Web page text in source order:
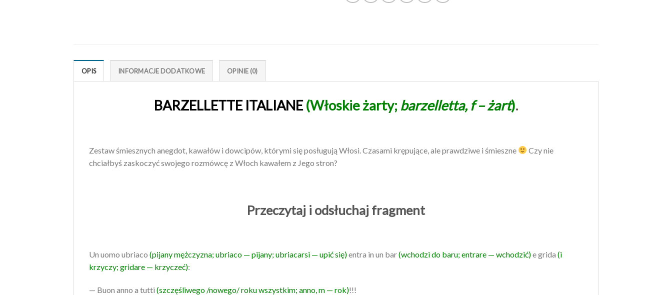
OPIS INFORMACJE DODATKOWE OPINIE (0)
BARZELLETTE ITALIANE(Włoskie żarty; barzelletta, f – żart).
Zestaw śmiesznych anegdot, kawałów i dowcipów, którymi się posługują Włosi. Czasami krępujące, ale prawdziwe i śmieszne
Czy nie
chciałbyś zaskoczyć swojego rozmówcę z Włoch kawałem z Jego stron?
Przeczytaj i odsłuchaj fragment
Un uomo ubriaco (pijany mężczyzna; ubriaco — pijany; ubriacarsi — upić się)entra in un bar(wchodzi do baru; entrare — wchodzić)e grida (i
krzyczy; gridare — krzyczeć):
— Buon anno a tutti (szczęśliwego /nowego/ roku wszystkim; anno, m — rok)!!!